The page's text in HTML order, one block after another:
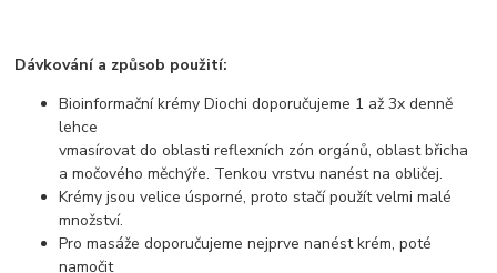
Dávkování a způsob použití:
Bioinformační krémy Diochi doporučujeme 1 až 3x denně
lehce
vmasírovat do oblasti reflexních zón orgánů, oblast břicha
a močového měchýře. Tenkou vrstvu nanést na obličej.
Krémy jsou velice úsporné, proto stačí použít velmi malé
množství.
Pro masáže doporučujeme nejprve nanést krém, poté
namočit